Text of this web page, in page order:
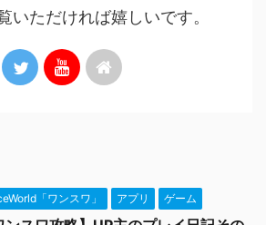
いただければ嬉しいです。
「ワンスワ」 アプリ ゲーム